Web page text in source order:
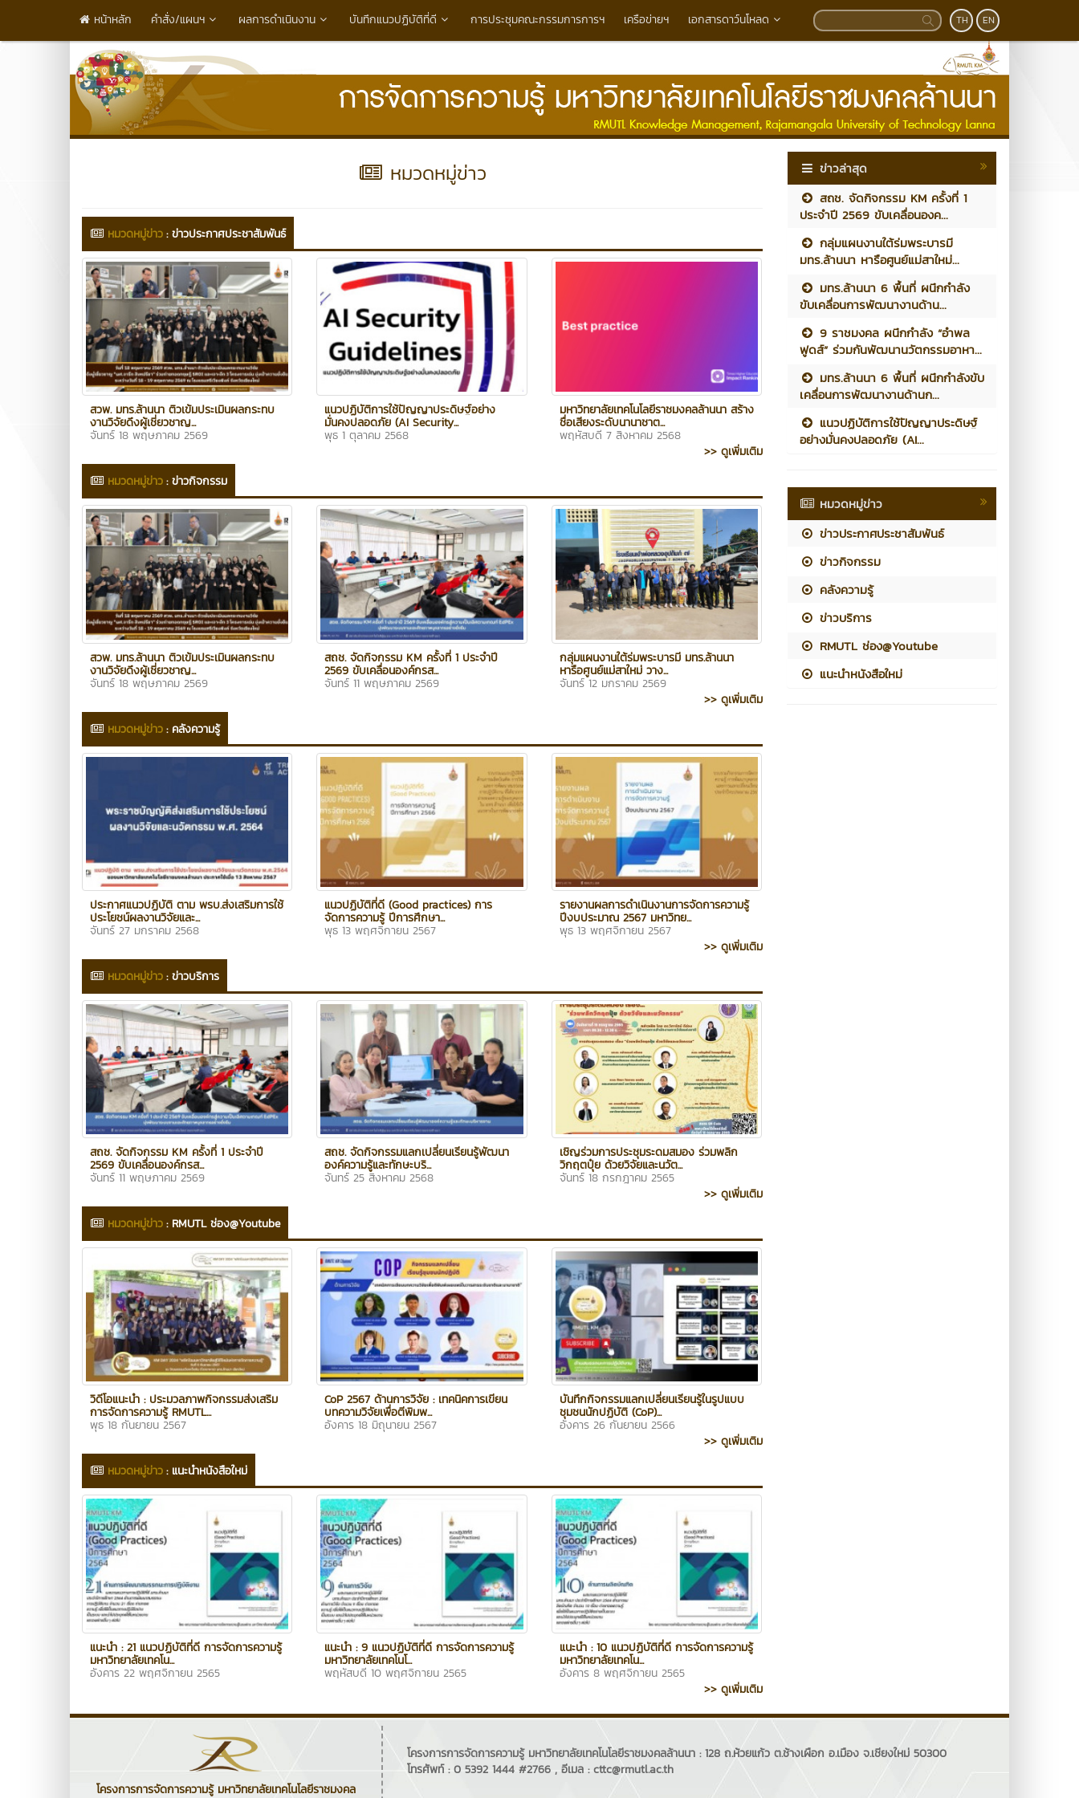
หน้าหลัก คำสั่ง/แผนฯ ผลการดำเนินงาน บันทึกแนวปฏิบัติที่ดี การประชุมคณะกรรมการการฯ เครือข่ายฯ เอกสารดาว์นโหลด TH EN
หมวดหมู่ข่าว
หมวดหมู่ข่าว:ข่าวประกาศประชาสัมพันธ์
สวพ. มทร.ล้านนา ติวเข้มประเมินผลกระทบ
งานวิจัยดึงผู้เชี่ยวชาญ...
จันทร์ 18 พฤษภาคม 2569
แนวปฏิบัติการใช้ปัญญาประดิษฐ์อย่าง
มั่นคงปลอดภัย (AI Security...
พุธ 1 ตุลาคม 2568
มหาวิทยาลัยเทคโนโลยีราชมงคลล้านนา สร้าง
ชื่อเสียงระดับนานาชาต...
พฤหัสบดี 7 สิงหาคม 2568
>> ดูเพิ่มเติม
หมวดหมู่ข่าว:ข่าวกิจกรรม
สวพ. มทร.ล้านนา ติวเข้มประเมินผลกระทบ
งานวิจัยดึงผู้เชี่ยวชาญ...
จันทร์ 18 พฤษภาคม 2569
สถช. จัดกิจกรรม KM ครั้งที่ 1 ประจำปี
2569 ขับเคลื่อนองค์กรส...
จันทร์ 11 พฤษภาคม 2569
กลุ่มแผนงานใต้ร่มพระบารมี มทร.ล้านนา
หารือศูนย์แม่สาใหม่ วาง...
จันทร์ 12 มกราคม 2569
>> ดูเพิ่มเติม
หมวดหมู่ข่าว: คลังความรู้
ประกาศแนวปฏิบัติ ตาม พรบ.ส่งเสริมการใช้
ประโยชน์ผลงานวิจัยและ...
จันทร์ 27 มกราคม 2568
แนวปฏิบัติที่ดี (Good practices) การ
จัดการความรู้ ปีการศึกษา...
พุธ 13 พฤศจิกายน 2567
รายงานผลการดำเนินงานการจัดการความรู้
ปีงบประมาณ 2567 มหาวิทย...
พุธ 13 พฤศจิกายน 2567
>> ดูเพิ่มเติม
หมวดหมู่ข่าว:ข่าวบริการ
สถช. จัดกิจกรรม KM ครั้งที่ 1 ประจำปี
2569 ขับเคลื่อนองค์กรส...
จันทร์ 11 พฤษภาคม 2569
สถช. จัดกิจกรรมแลกเปลี่ยนเรียนรู้พัฒนา
องค์ความรู้และทักษะบริ...
จันทร์ 25 สิงหาคม 2568
เชิญร่วมการประชุมระดมสมอง ร่วมพลิก
วิกฤตปุ๋ย ด้วยวิจัยและนวัต...
จันทร์ 18 กรกฎาคม 2565
>> ดูเพิ่มเติม
หมวดหมู่ข่าว: RMUTL ช่อง@Youtube
วิดีโอแนะนำ : ประมวลภาพกิจกรรมส่งเสริม
การจัดการความรู้ RMUTL...
พุธ 18 กันยายน 2567
CoP 2567 ด้านการวิจัย : เทคนิคการเขียน
บทความวิจัยเพื่อตีพิมพ...
อังคาร 18 มิถุนายน 2567
บันทึกกิจกรรมแลกเปลี่ยนเรียนรู้ในรูปแบบ
ชุมชนนักปฏิบัติ (CoP)...
อังคาร 26 กันยายน 2566
>> ดูเพิ่มเติม
หมวดหมู่ข่าว: แนะนำหนังสือใหม่
แนะนำ : 21 แนวปฏิบัติที่ดี การจัดการความรู้
มหาวิทยาลัยเทคโน...
อังคาร 22 พฤศจิกายน 2565
แนะนำ : 9 แนวปฏิบัติที่ดี การจัดการความรู้
มหาวิทยาลัยเทคโนโ...
พฤหัสบดี 10 พฤศจิกายน 2565
แนะนำ : 10 แนวปฏิบัติที่ดี การจัดการความรู้
มหาวิทยาลัยเทคโน...
อังคาร 8 พฤศจิกายน 2565
>> ดูเพิ่มเติม
ข่าวล่าสุด
สถช. จัดกิจกรรม KM ครั้งที่ 1
ประจำปี 2569 ขับเคลื่อนองค...
กลุ่มแผนงานใต้ร่มพระบารมี
มทร.ล้านนา หารือศูนย์แม่สาใหม่...
มทร.ล้านนา 6 พื้นที่ ผนึกกำลัง
ขับเคลื่อนการพัฒนางานด้าน...
9 ราชมงคล ผนึกกำลัง “อำพล
ฟูดส์” ร่วมกันพัฒนานวัตกรรมอาหา...
มทร.ล้านนา 6 พื้นที่ ผนึกกำลังขับ
เคลื่อนการพัฒนางานด้านก...
แนวปฏิบัติการใช้ปัญญาประดิษฐ์
อย่างมั่นคงปลอดภัย (AI...
หมวดหมู่ข่าว
ข่าวประกาศประชาสัมพันธ์
ข่าวกิจกรรม
คลังความรู้
ข่าวบริการ
RMUTL ช่อง@Youtube
แนะนำหนังสือใหม่
โครงการการจัดการความรู้ มหาวิทยาลัยเทคโนโลยีราชมงคล
โครงการการจัดการความรู้ มหาวิทยาลัยเทคโนโลยีราชมงคลล้านนา : 128 ถ.ห้วยแก้ว ต.ช้างเผือก อ.เมือง จ.เชียงใหม่ 50300
โทรศัพท์ : 0 5392 1444 #2766 , อีเมล : cttc@rmutl.ac.th